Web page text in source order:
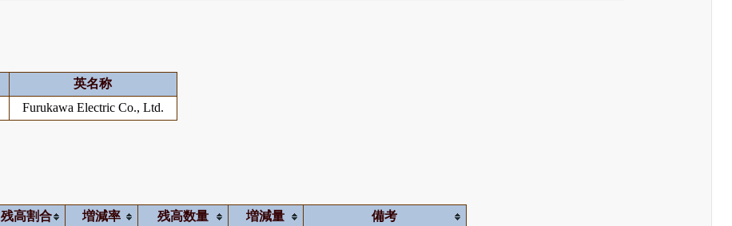
英名称
Furukawa Electric Co., Ltd.
残高割合 増減率 残高数量 増減量
備考